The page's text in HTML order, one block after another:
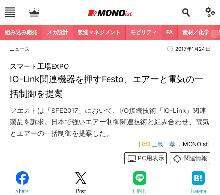
組み込み開発 メカ設計 製造マネジメント モビリティ FA 素材／化学
ニュース 2017年1月24日
IO-Link関連機器を押すFesto、エアーと電気の一
括制御を提案
スマート工場EXPO
フエストは「SFE2017」において、I/O接続技術「IO-Link」関連
製品を訴求。日本で強いエアー制御関連技術と組み合わせ、電気
とエアーの一括制御を提案した。
[ 三島一孝 ，MONOist]
PC用表示
関連情報
Share Post LINE Hatena